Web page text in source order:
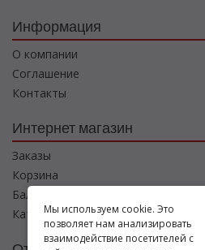
Информация
О компании
Соглашение
Контакты
Интернет магазин
Заказы
Корзина
Баланс
Каталог товаров
Мы используем cookie. Это
позволяет нам анализировать
взаимодействие посетителей с